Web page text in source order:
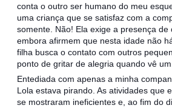
conta o outro ser humano do meu
uma criança que se satisfaz com a
somente. Não! Ela exige a presença de
embora afirmem que nesta idade não
filha busca o contato com outros
ponto de gritar de alegria quando vê um.
Entediada com apenas a minha
Lola estava pirando. As atividades que
se mostraram ineficientes e, ao fim do